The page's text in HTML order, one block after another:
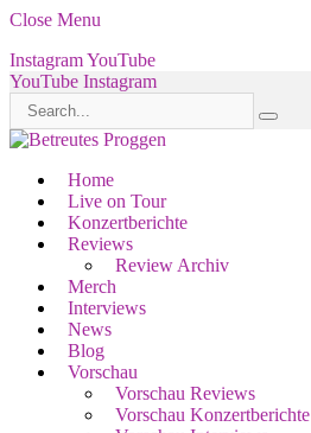
Close Menu
InstagramYouTube
YouTube Instagram
Home
Live on Tour
Konzertberichte
Reviews
Review Archiv
Merch
Interviews
News
Blog
Vorschau
Vorschau Reviews
Vorschau Konzertberichte